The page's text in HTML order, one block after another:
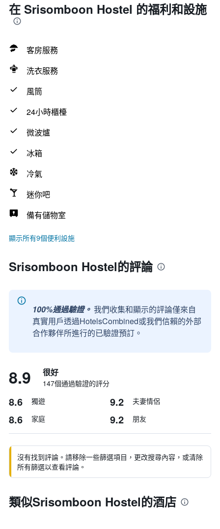
在 Srisomboon Hostel 的福利和設施
客房服務
洗衣服務
風筒
24小時櫃檯
微波爐
冰箱
冷氣
迷你吧
備有儲物室
顯示所有9個便利設施
Srisomboon Hostel的評論
100%通過驗證。 我們收集和顯示的評論僅來自
真實用戶透過HotelsCombined或我們信賴的外部
合作夥伴所進行的已驗證預訂。
8.9 很好
147個通過驗證的評分
8.6 獨遊 9.2 夫妻情侶
8.6 家庭 9.2 朋友
沒有找到評論。請移除一些篩選項目，更改搜尋內容，或清除
所有篩選以查看評論。
類似Srisomboon Hostel的酒店